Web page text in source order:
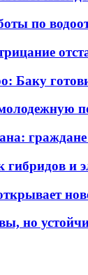
по
Баку
граждане
и
но